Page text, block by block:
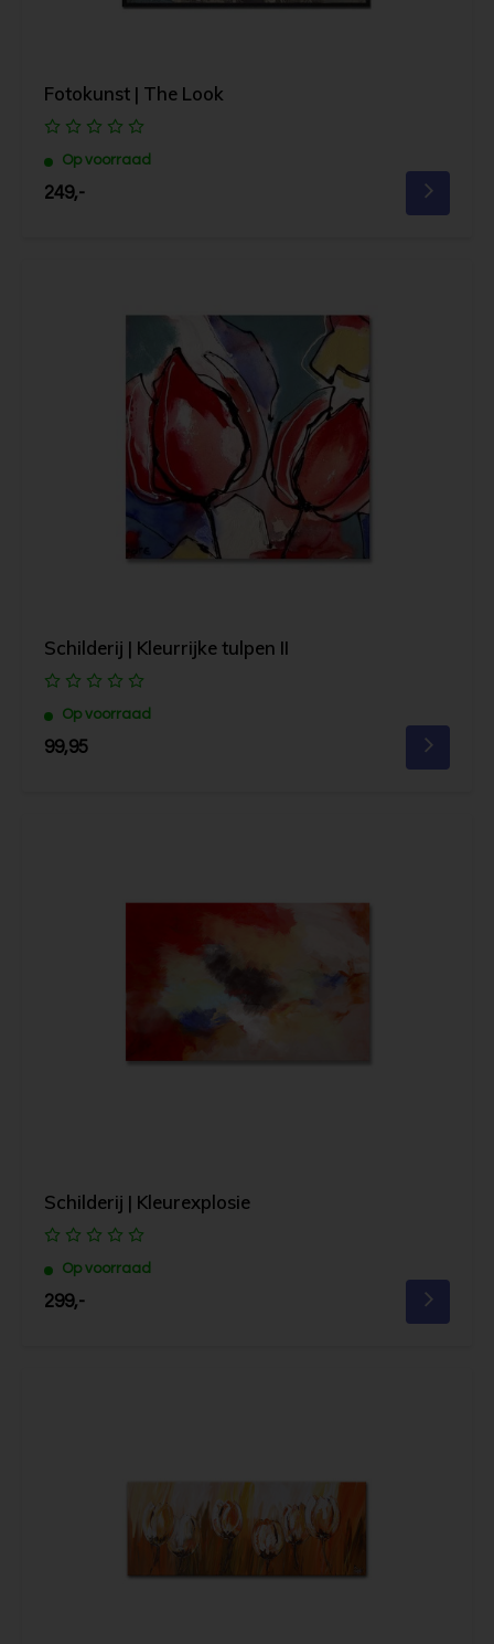
Fotokunst | The Look
Op voorraad
249,-
Schilderij | Kleurrijke tulpen II
Op voorraad
99,95
Schilderij | Kleurexplosie
Op voorraad
299,-